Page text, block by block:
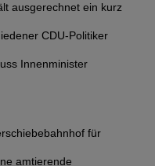
ausgerechnet ein kurz
CDU-Politiker
Innenminister
für
amtierende